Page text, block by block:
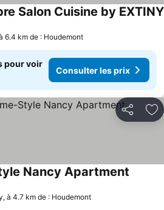
Salon Cuisine by EXTINY
6.4 km de : Houdemont
pour voir
Consulter les prix
Partager
Nancy Apartment
à 4.7 km de : Houdemont